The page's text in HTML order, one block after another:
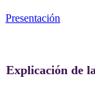
Presentación
Explicación de